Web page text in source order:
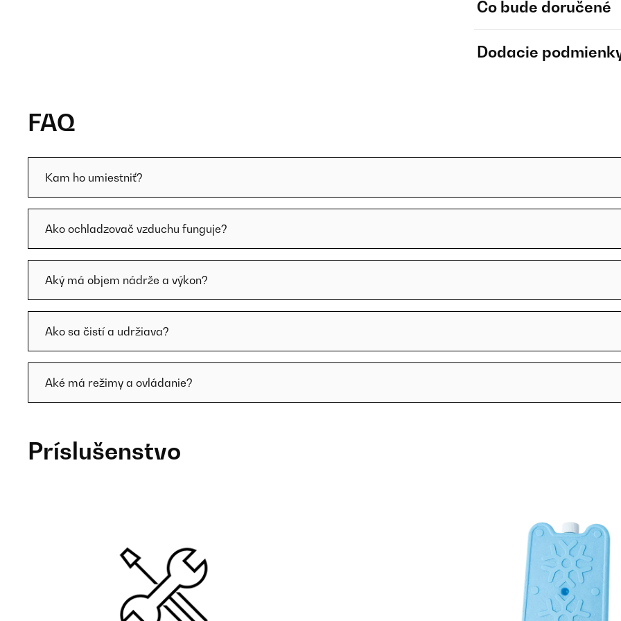
Čo bude doručené
Dodacie
FAQ
Kam ho umiestniť?
Ako ochladzovač vzduchu funguje?
Aký má objem nádrže a výkon?
Ako sa čistí a udržiava?
Aké má režimy a ovládanie?
Príslušenstvo